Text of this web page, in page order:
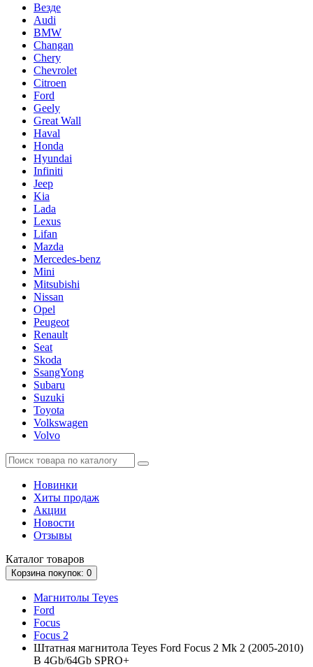
Везде
Audi
BMW
Changan
Chery
Chevrolet
Citroen
Ford
Geely
Great Wall
Haval
Honda
Hyundai
Infiniti
Jeep
Kia
Lada
Lexus
Lifan
Mazda
Mercedes-benz
Mini
Mitsubishi
Nissan
Opel
Peugeot
Renault
Seat
Skoda
SsangYong
Subaru
Suzuki
Toyota
Volkswagen
Volvo
Новинки
Хиты продаж
Акции
Новости
Отзывы
Каталог товаров
Корзина покупок: 0
Магнитолы Teyes
Ford
Focus
Focus 2
Штатная магнитола Teyes Ford Focus 2 Mk 2 (2005-2010)
B 4Gb/64Gb SPRO+